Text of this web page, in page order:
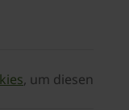
, um diesen